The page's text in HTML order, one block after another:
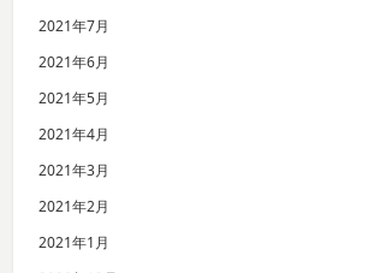
2021年7月
2021年6月
2021年5月
2021年4月
2021年3月
2021年2月
2021年1月